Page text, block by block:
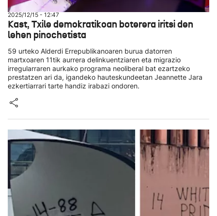
2025/12/15 - 12:47
Kast, Txile demokratikoan boterera iritsi den
lehen pinochetista
59 urteko Alderdi Errepublikanoaren burua datorren
martxoaren 11tik aurrera delinkuentziaren eta migrazio
irregularraren aurkako programa neoliberal bat ezartzeko
prestatzen ari da, igandeko hauteskundeetan Jeannette Jara
ezkertiarrari tarte handiz irabazi ondoren.